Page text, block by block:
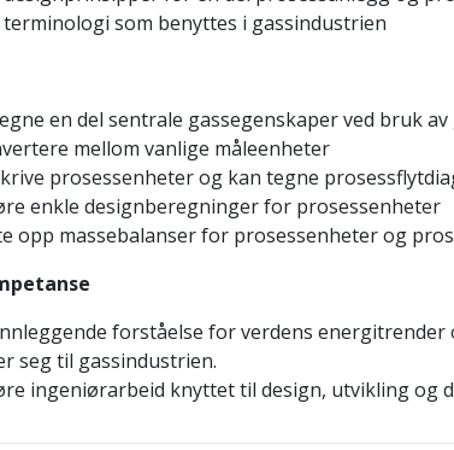
som benyttes i gassindustrien
en del sentrale gassegenskaper ved bruk
mellom vanlige måleenheter
prosessenheter og kan tegne
enkle designberegninger for prosessenheter
opp massebalanser for prosessenheter og
forståelse for verdens energitrender
seg til gassindustrien.
ingeniørarbeid knyttet til design, utvikling og